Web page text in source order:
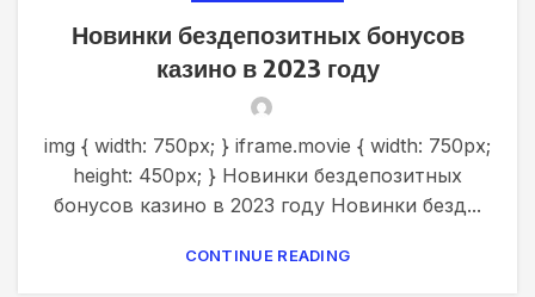
Новинки бездепозитных бонусов
казино в 2023 году
img { width: 750px; } iframe.movie { width: 750px;
height: 450px; } Новинки бездепозитных
бонусов казино в 2023 году Новинки безд...
CONTINUE READING